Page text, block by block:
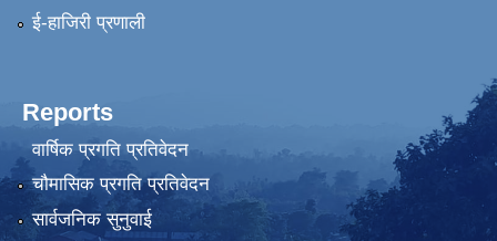
ई-हाजिरी प्रणाली
Reports
वार्षिक प्रगति प्रतिवेदन
चौमासिक प्रगति प्रतिवेदन
सार्वजनिक सुनुवाई